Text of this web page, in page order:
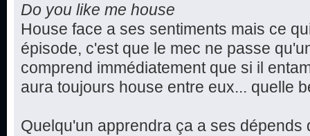
Do you like me house
House face a ses sentiments mais ce
épisode, c'est que le mec ne passe
comprend immédiatement que si il
aura toujours house entre eux... quelle
Quelqu'un apprendra ça a ses dépends